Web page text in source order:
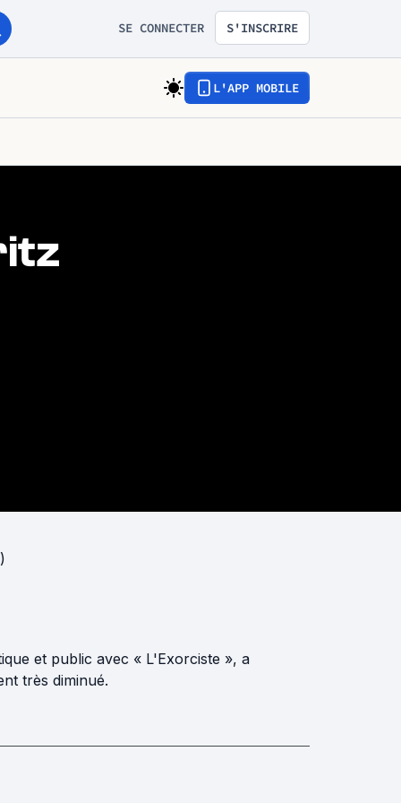
SE CONNECTER S'INSCRIRE
L'APP MOBILE
et public avec « L'Exorciste », a
très diminué.